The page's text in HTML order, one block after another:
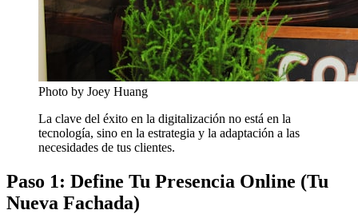
Photo by Joey Huang
La clave del éxito en la digitalización no está en la
tecnología, sino en la estrategia y la adaptación a las
necesidades de tus clientes.
Paso 1: Define Tu Presencia Online (Tu
Nueva Fachada)